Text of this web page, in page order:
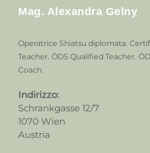
Mag. Alexandra Gelny
Operatrice Shiatsu diplomata.
Teacher. ÖDS Qualified Teacher.
Coach.
Indirizzo:
Schrankgasse 12/7
1070 Wien
Austria